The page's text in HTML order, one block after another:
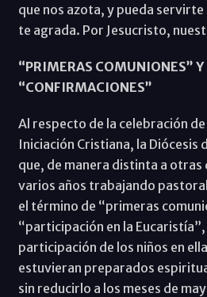
que nos azota, y pueda servirte
te agrada. Por Jesucristo,
“PRIMERAS COMUNIONES” Y
“CONFIRMACIONES”
Al respecto de la celebración
Iniciación Cristiana, la Diócesis
que, de manera distinta a otras
varios años trabajando
el término de “primeras
“participación en la
participación de los niños en
estuvieran preparados
sin reducirlo a los meses de